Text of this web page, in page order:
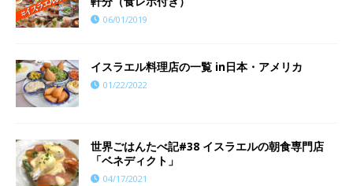
06/01/2019
イスラエル料理店の一覧 in日本・アメリカ
01/22/2022
世界ごはんたべ記#38 イスラエルの朝食専門店
「ベネディクト」
04/17/2021